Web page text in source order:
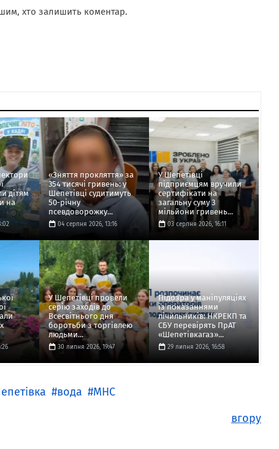
хто залишить коментар.
дітям
на
«Зняття прокляття» за
354 тисячі гривень: у
Шепетівці судитимуть
50-річну
псевдоворожку...
04 серпня 2026, 13:16
У Шепетівці
підприємцям вручили
сертифікати на
загальну суму 3
мільйони гривень...
03 серпня 2026, 16:11
У Шепетівці провели
серію заходів до
Всесвітнього дня
боротьби з торгівлею
людьми...
30 липня 2026, 19:47
Підозра у маніпуляціях
із показаннями
лічильників: НКРЕКП та
СБУ перевірять ПрАТ
«Шепетівкагаз»...
29 липня 2026, 16:58
вода
МНС
вгору